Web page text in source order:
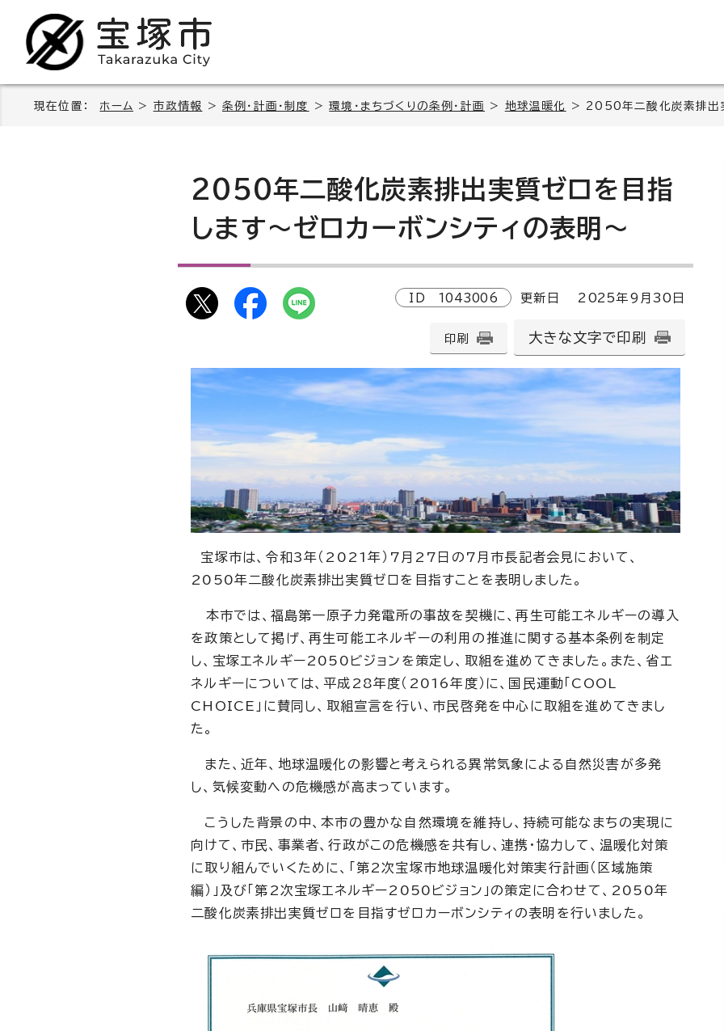
現在位置： ホーム > 市政情報 >条例・計画・制度 >環境・まちづくりの条例・計画 > 地球温暖化 > 2050年二酸化炭素排出実
2050年二酸化炭素排出実質ゼロを目指
します～ゼロカーボンシティの表明～
ID 1043006 更新日 2025年9月30 日
印刷 大きな文字で印刷
宝塚市は、令和3年（2021年）7月27日の7月市長記者会見において、
2050年二酸化炭素排出実質ゼロを目指すことを表明しました。
本市では、福島第一原子力発電所の事故を契機に、再生可能エネルギーの導入
を政策として掲げ、再生可能エネルギーの利用の推進に関する基本条例を制定
し、宝塚エネルギー2050ビジョンを策定し、取組を進めてきました。また、省エ
ネルギーについては、平成28年度（2016年度）に、国民運動「COOL
CHOICE」に賛同し、取組宣言を行い、市民啓発を中心に取組を進めてきまし
た。
また、近年、地球温暖化の影響と考えられる異常気象による自然災害が多発
し、気候変動への危機感が高まっています。
こうした背景の中、本市の豊かな自然環境を維持し、持続可能なまちの実現に
向けて、市民、事業者、行政がこの危機感を共有し、連携・協力して、温暖化対策
に取り組んでいくために、「第2次宝塚市地球温暖化対策実行計画（区域施策
編）」及び「第2次宝塚エネルギー2050ビジョン」の策定に合わせて、2050年
二酸化炭素排出実質ゼロを目指すゼロカーボンシティの表明を行いました。